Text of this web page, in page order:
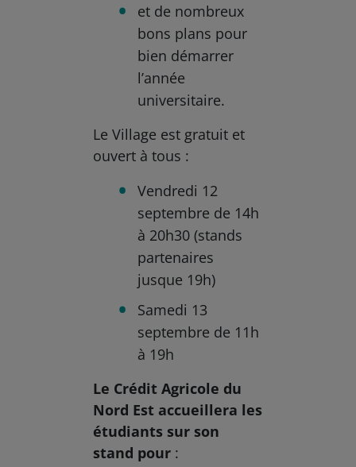
et de nombreux
bons plans pour
bien démarrer
l’année
universitaire.
Le Village est gratuit et
ouvert à tous :
Vendredi 12
septembre de 14h
à 20h30 (stands
partenaires
jusque 19h)
Samedi 13
septembre de 11h
à 19h
Le Crédit Agricole du
Nord Est accueillera les
étudiants sur son
stand pour :